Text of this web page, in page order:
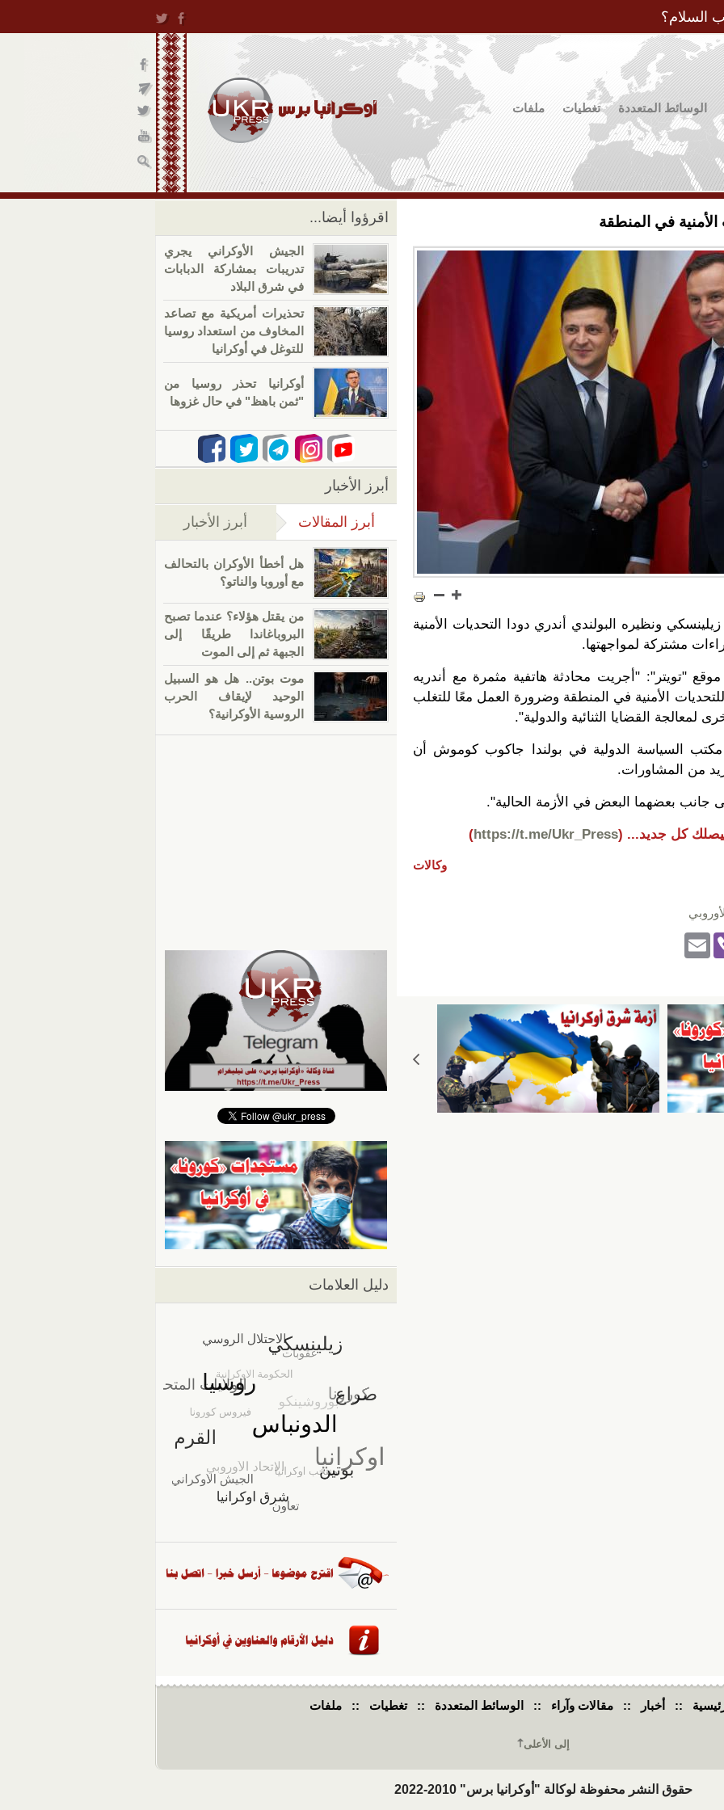
السلام؟
الوسائط المتعددة تغطيات ملفات
الأمنية في المنطقة
ونظيره البولندي أندري دودا التحديات الأمنية
مشتركة لمواجهتها.
"تويتر": "أجريت محادثة هاتفية مثمرة مع أندريه
الأمنية في المنطقة وضرورة العمل معًا للتغلب
القضايا الثنائية والدولية".
السياسة الدولية في بولندا جاكوب كوموش أن
من المشاورات.
جانب بعضهما البعض في الأزمة الحالية".
كل جديد... (
https://t.me/Ukr_Press
)
وكالات
Vi
اقرؤوا أيضا...
الجيش الأوكراني يجري
تدريبات بمشاركة الدبابات
في شرق البلاد
تحذيرات أمريكية مع تصاعد
المخاوف من استعداد روسيا
للتوغل في أوكرانيا
أوكرانيا تحذر روسيا من
"ثمن باهظ" في حال غزوها
أبرز الأخبار
أبرز المقالات (علامة التبويب النشطة)
أبرز الأخبار
هل أخطأ الأوكران بالتحالف
مع أوروبا والناتو؟
من يقتل هؤلاء؟ عندما تصبح
البروباغاندا طريقًا إلى
الجبهة ثم إلى الموت
موت بوتن.. هل هو السبيل
الوحيد لإيقاف الحرب
الروسية الأوكرانية؟
دليل العلامات
:: أخبار :: مقالات وآراء :: الوسائط المتعددة :: تغطيات :: ملفات
إلى الأعلى
حقوق النشر محفوظة لوكالة "أوكرانيا برس" 2010-2022